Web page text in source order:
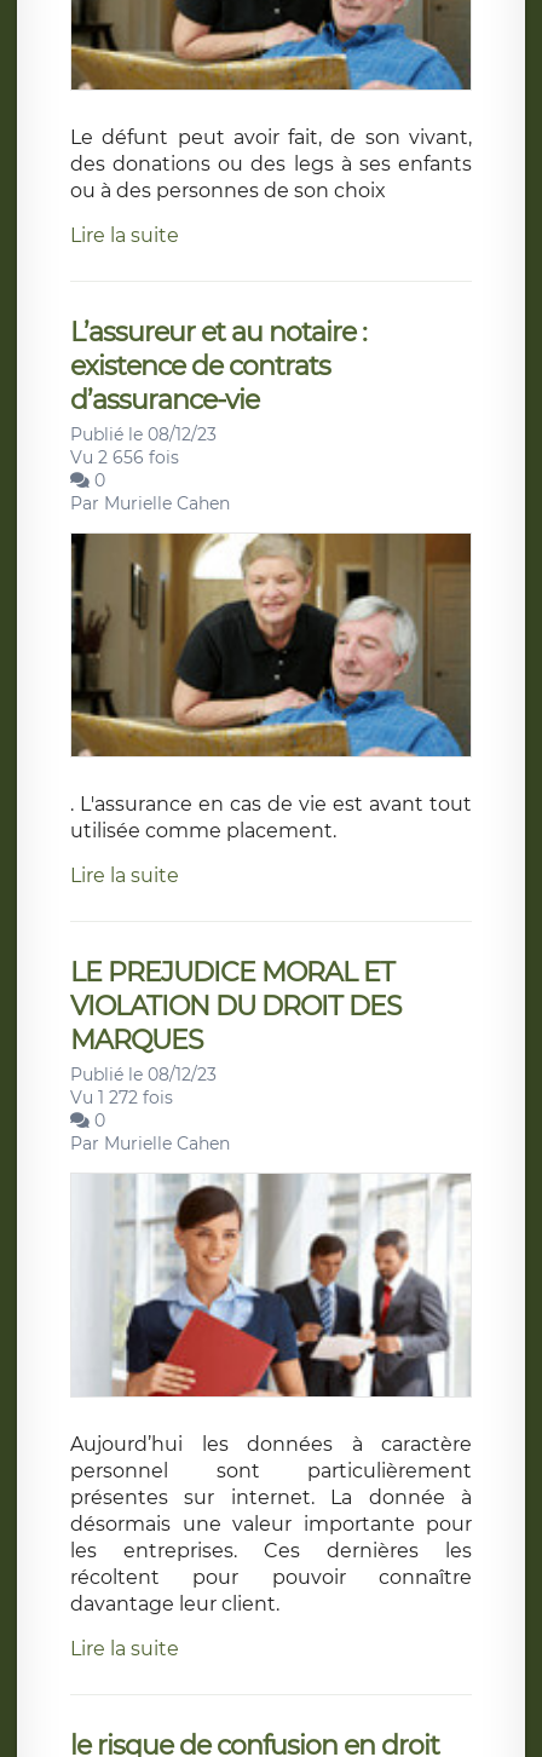
Le défunt peut avoir fait, de son vivant,
des donations ou des legs à ses enfants
ou à des personnes de son choix
Lire la suite
L’assureur et au notaire :
existence de contrats
d’assurance-vie
Publié le 08/12/23
Vu 2 656 fois
0
Par Murielle Cahen
. L'assurance en cas de vie est avant tout
utilisée comme placement.
Lire la suite
LE PREJUDICE MORAL ET
VIOLATION DU DROIT DES
MARQUES
Publié le 08/12/23
Vu 1 272 fois
0
Par Murielle Cahen
Aujourd’hui les données à caractère
personnel sont particulièrement
présentes sur internet. La donnée à
désormais une valeur importante pour
les entreprises. Ces dernières les
récoltent pour pouvoir connaître
davantage leur client.
Lire la suite
le risque de confusion en droit